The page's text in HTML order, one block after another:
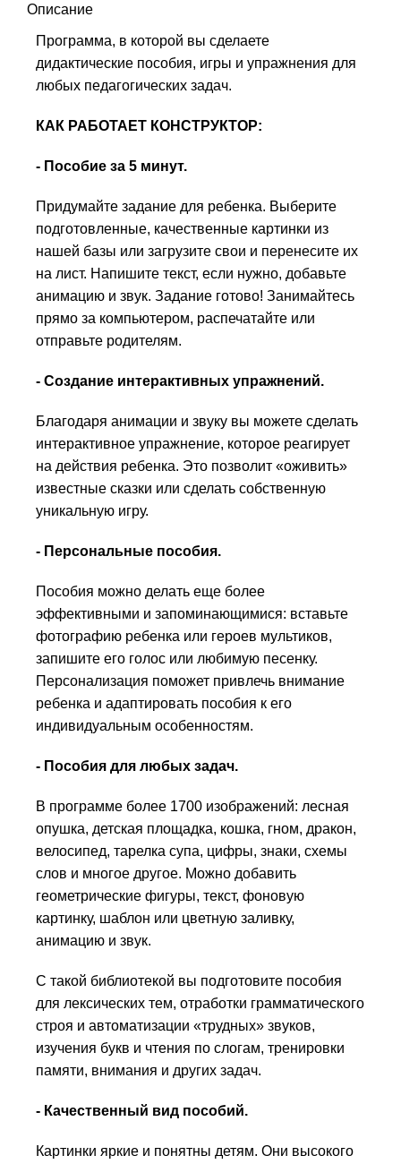
Описание
Программа, в которой вы сделаете
дидактические пособия, игры и упражнения для
любых педагогических задач.
КАК РАБОТАЕТ КОНСТРУКТОР:
- Пособие за 5 минут.
Придумайте задание для ребенка. Выберите
подготовленные, качественные картинки из
нашей базы или загрузите свои и перенесите их
на лист. Напишите текст, если нужно, добавьте
анимацию и звук. Задание готово! Занимайтесь
прямо за компьютером, распечатайте или
отправьте родителям.
- Создание интерактивных упражнений.
Благодаря анимации и звуку вы можете сделать
интерактивное упражнение, которое реагирует
на действия ребенка. Это позволит «оживить»
известные сказки или сделать собственную
уникальную игру.
- Персональные пособия.
Пособия можно делать еще более
эффективными и запоминающимися: вставьте
фотографию ребенка или героев мультиков,
запишите его голос или любимую песенку.
Персонализация поможет привлечь внимание
ребенка и адаптировать пособия к его
индивидуальным особенностям.
- Пособия для любых задач.
В программе более 1700 изображений: лесная
опушка, детская площадка, кошка, гном, дракон,
велосипед, тарелка супа, цифры, знаки, схемы
слов и многое другое. Можно добавить
геометрические фигуры, текст, фоновую
картинку, шаблон или цветную заливку,
анимацию и звук.
С такой библиотекой вы подготовите пособия
для лексических тем, отработки грамматического
строя и автоматизации «трудных» звуков,
изучения букв и чтения по слогам, тренировки
памяти, внимания и других задач.
- Качественный вид пособий.
Картинки яркие и понятны детям. Они высокого